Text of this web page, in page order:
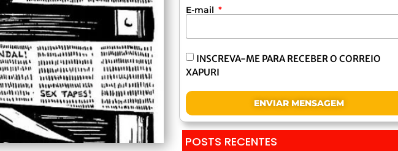
E-mail
INSCREVA-ME PARA RECEBER O CORREIO
XAPURI
ENVIAR MENSAGEM
POSTS RECENTES